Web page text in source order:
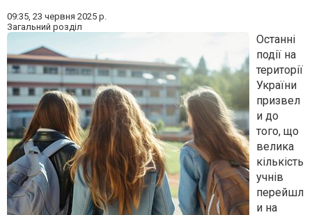
09:35, 23 червня 2025 р.
Загальний розділ
Останні
події на
території
України
призвел
и до
того, що
велика
кількість
учнів
перейшл
и на